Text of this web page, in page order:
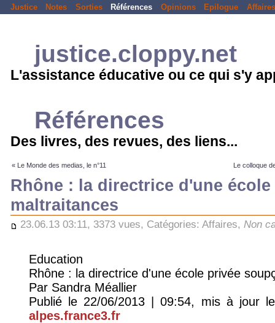
Justice Notes Sorties Références Opinions Epilogue Affaires
justice.cloppy.net
L'assistance éducative ou ce qui s'y
Références
Des livres, des revues, des liens...
« Le Monde des medias, le n°11 Le colloque
Rhône : la directrice d'une
maltraitances
23.06.13 03:11, 3373 vues, Catégories: Affaires, Non
Education
Rhône : la directrice d'une école privée
Par Sandra Méallier
Publié le 22/06/2013 | 09:54, mis à jour
alpes.france3.fr